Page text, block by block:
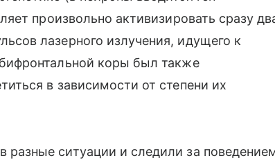
произвольно активизировать сразу
лазерного излучения, идущего к
коры был также
в зависимости от степени их
ситуации и следили за